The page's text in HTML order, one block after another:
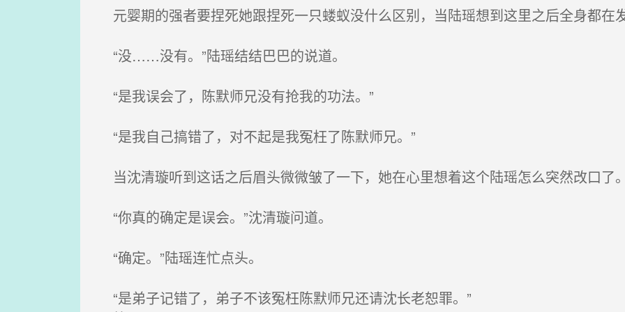
元婴期的强者要捏死她跟捏死一只蝼蚁没什么区别，当陆瑶想到这里之后全身都在发
“没……没有。”陆瑶结结巴巴的说道。
“是我误会了，陈默师兄没有抢我的功法。”
“是我自己搞错了，对不起是我冤枉了陈默师兄。”
当沈清璇听到这话之后眉头微微皱了一下，她在心里想着这个陆瑶怎么突然改口了。
“你真的确定是误会。”沈清璇问道。
“确定。”陆瑶连忙点头。
“是弟子记错了，弟子不该冤枉陈默师兄还请沈长老恕罪。”